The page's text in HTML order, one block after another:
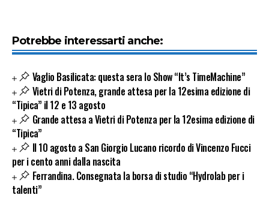
Potrebbe interessarti anche:
Vaglio Basilicata: questa sera lo Show “It’s TimeMachine”
Vietri di Potenza, grande attesa per la 12esima edizione di
“Tipica” il 12 e 13 agosto
Grande attesa a Vietri di Potenza per la 12esima edizione di
“Tipica”
Il 10 agosto a San Giorgio Lucano ricordo di Vincenzo Fucci
per i cento anni dalla nascita
Ferrandina. Consegnata la borsa di studio “Hydrolab per i
talenti”